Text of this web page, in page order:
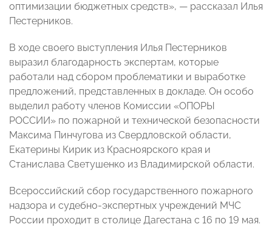
оптимизации бюджетных средств», — рассказал Илья
Пестерников.
В ходе своего выступления Илья Пестерников
выразил благодарность экспертам, которые
работали над сбором проблематики и выработке
предложений, представленных в докладе. Он особо
выделил работу членов Комиссии «ОПОРЫ
РОССИИ» по пожарной и технической безопасности
Максима Пинчугова из Свердловской области,
Екатерины Кирик из Красноярского края и
Станислава Светушенко из Владимирской области.
Всероссийский сбор государственного пожарного
надзора и судебно-экспертных учреждений МЧС
России проходит в столице Дагестана с 16 по 19 мая.